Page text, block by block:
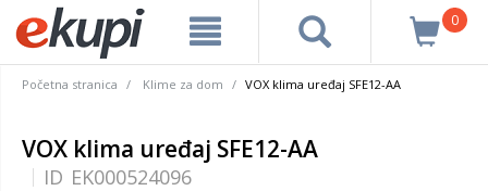
0
Početna stranica Klime za dom VOX klima uređaj SFE12-AA
VOX klima uređaj SFE12-AA
ID EK000524096